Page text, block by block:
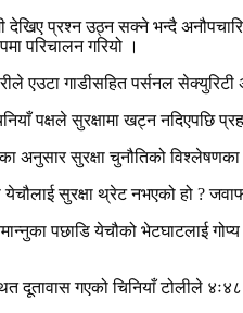
देखिए प्रश्न उठ्न सक्ने भन्दै
परिचालन गरियो ।
एउटा गाडीसहित पर्सनल
पक्षले सुरक्षामा खट्न नदिएपछि
अनुसार सुरक्षा चुनौतिको
येचौलाई सुरक्षा थ्रेट नभएको हो ?
पछाडि येचौको भेटघाटलाई
गएको चिनियाँ टोलीले ४ः४८